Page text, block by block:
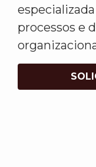
processos e